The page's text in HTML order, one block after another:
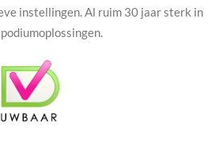
instellingen. Al ruim 30 jaar sterk in